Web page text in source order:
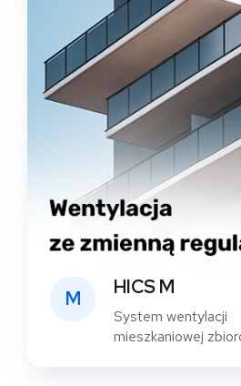
M HICS M
System wentylacji
mieszkaniowej